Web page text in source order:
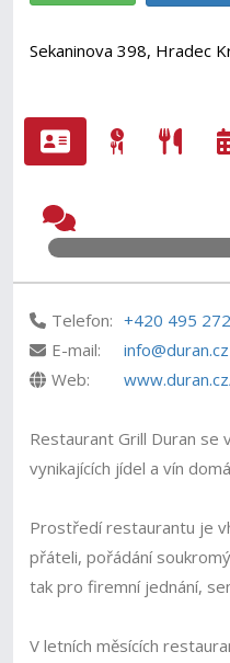
Sekaninova 398, Hradec
Telefon: +420 495
E-mail:
info@duran.cz
Web:
Restaurant Grill Duran se
vynikajících jídel a vín
Prostředí restaurantu je
přáteli, pořádání
tak pro firemní jednání,
V letních měsících